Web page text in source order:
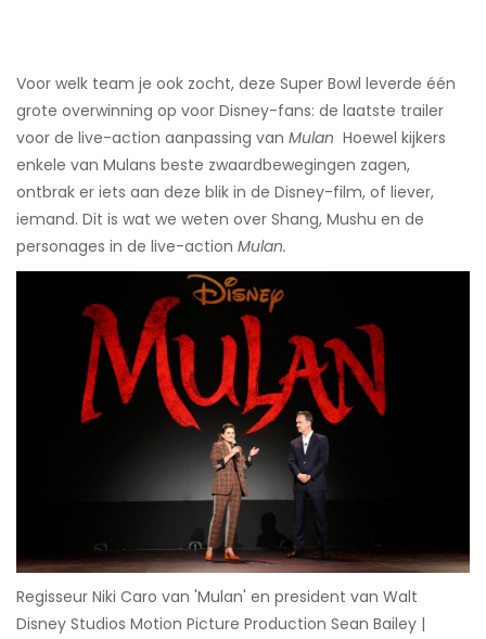
Voor welk team je ook zocht, deze Super Bowl leverde één
grote overwinning op voor Disney-fans: de laatste trailer
voor de live-action aanpassing van Mulan ​ Hoewel kijkers
enkele van Mulans beste zwaardbewegingen zagen,
ontbrak er iets aan deze blik in de Disney-film, of liever,
iemand. Dit is wat we weten over Shang, Mushu en de
personages in de live-action Mulan.
Regisseur Niki Caro van 'Mulan' en president van Walt
Disney Studios Motion Picture Production Sean Bailey |